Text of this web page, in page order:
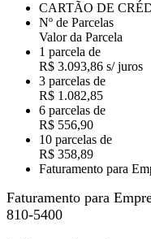
CARTÃO DE
Nº de Parcelas
Valor da Parcela
1 parcela de
R$ 3.093,86 s/ juros
3 parcelas de
R$ 1.082,85
6 parcelas de
R$ 556,90
10 parcelas de
R$ 358,89
Faturamento para
Faturamento para
810-5400